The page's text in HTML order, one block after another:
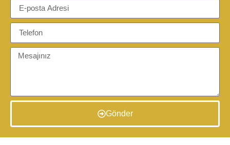
Gönder